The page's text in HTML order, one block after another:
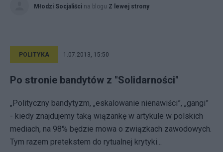
Młodzi Socjaliści na blogu Z lewej strony
POLITYKA 1.07.2013, 15:50
Po stronie bandytów z "Solidarności"
„Polityczny bandytyzm, „eskalowanie nienawiści”, „gangi”
- kiedy znajdujemy taką wiązankę w artykule w polskich
mediach, na 98% będzie mowa o związkach zawodowych.
Tym razem pretekstem do rytualnej krytyki...